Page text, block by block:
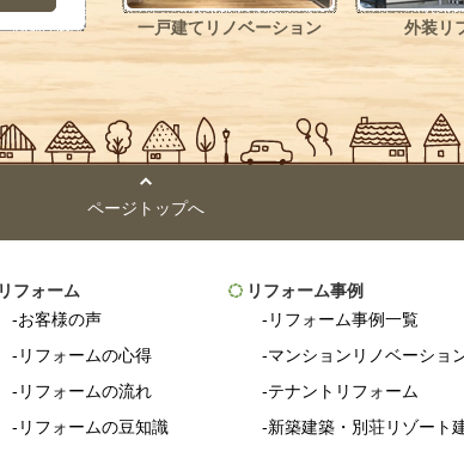
一戸建てリノベーション 外装リ
ページトップへ
リフォーム
お客様の声
リフォームの心得
リフォームの流れ
リフォームの豆知識
リフォーム事例
リフォーム事例一覧
マンションリノベーショ
テナントリフォーム
新築建築・別荘リゾート